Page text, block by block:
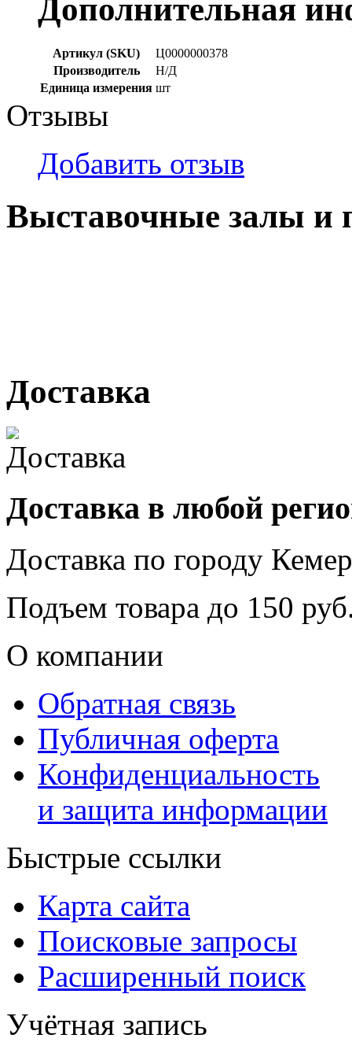
Дополнительная
Артикул (SKU)
Ц0000000378
Производитель
Н/Д
Единица измерения шт
Отзывы
Добавить отзыв
Выставочные залы и
Доставка
Доставка в любой
Доставка по городу
Подъем товара до 150
О компании
Обратная связь
Публичная оферта
Конфиденциальность
и защита информации
Быстрые ссылки
Карта сайта
Поисковые запросы
Расширенный поиск
Учётная запись